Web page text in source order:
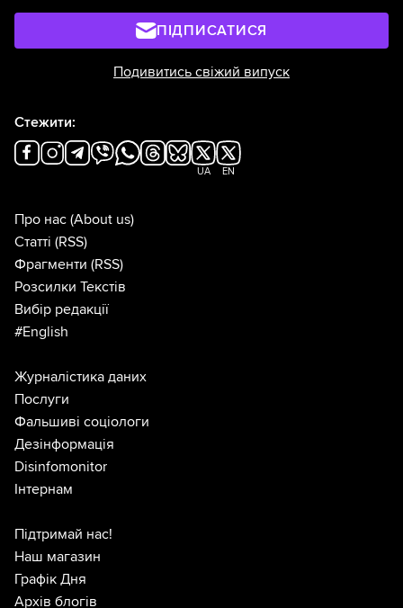
ПІДПИСАТИСЯ
Подивитись свіжий випуск
Стежити:
UA EN
Про нас (About us)
Статті (RSS)
Фрагменти (RSS)
Розсилки Текстів
Вибір редакції
#English
Журналістика даних
Послуги
Фальшиві соціологи
Дезінформація
Disinfomonitor
Інтернам
Підтримай нас!
Наш магазин
Графік Дня
Архів блогів